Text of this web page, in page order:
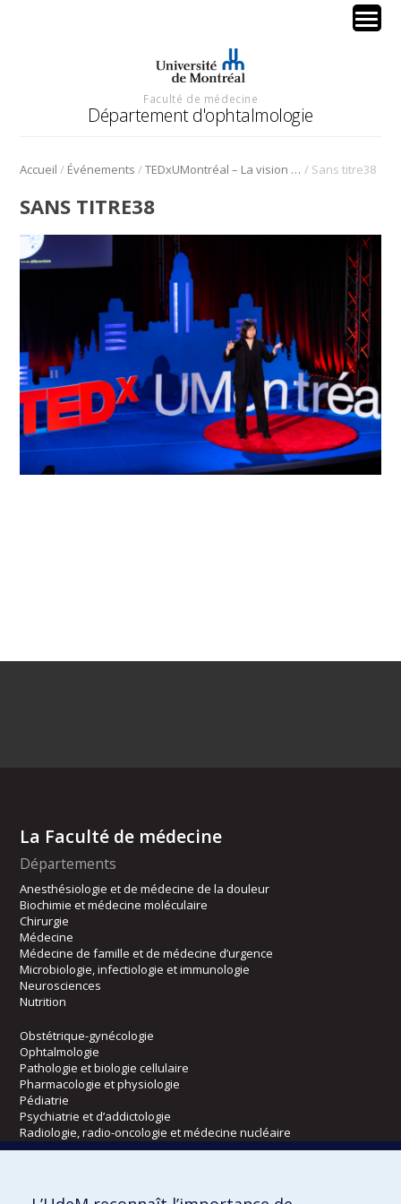
Faculté de médecine
Département d'ophtalmologie
Accueil / Événements / TEDxUMontréal – La vision sous toutes ses formes / Sans titre38
SANS TITRE38
La Faculté de médecine
Départements
Anesthésiologie et de médecine de la douleur
Biochimie et médecine moléculaire
Chirurgie
Médecine
Médecine de famille et de médecine d’urgence
Microbiologie, infectiologie et immunologie
Neurosciences
Nutrition
Obstétrique-gynécologie
Ophtalmologie
Pathologie et biologie cellulaire
Pharmacologie et physiologie
Pédiatrie
Psychiatrie et d’addictologie
Radiologie, radio-oncologie et médecine nucléaire